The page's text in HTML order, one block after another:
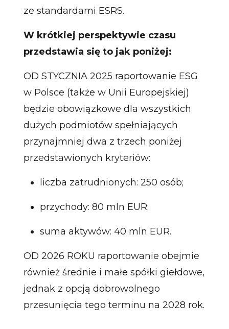
ze standardami ESRS.
W krótkiej perspektywie czasu
przedstawia się to jak poniżej:
OD STYCZNIA 2025 raportowanie ESG
w Polsce (także w Unii Europejskiej)
będzie obowiązkowe dla wszystkich
dużych podmiotów spełniających
przynajmniej dwa z trzech poniżej
przedstawionych kryteriów:
liczba zatrudnionych: 250 osób;
przychody: 80 mln EUR;
suma aktywów: 40 mln EUR.
OD 2026 ROKU raportowanie obejmie
również średnie i małe spółki giełdowe,
jednak z opcją dobrowolnego
przesunięcia tego terminu na 2028 rok.